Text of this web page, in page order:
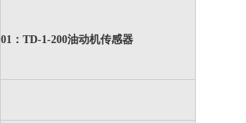
01：TD-1-200油动机传感器